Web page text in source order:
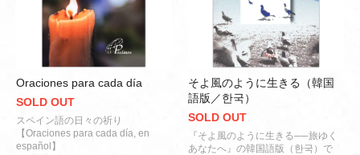
Oraciones para cada día
SOLD OUT
スペイン語の日々の祈り
【Oraciones para cada día, en
español】
そよ風のように生きる（韓国
語版／한국）
SOLD OUT
『そよ風のように生きる──旅ゆく
あなたへ』の韓国語版（한국）で